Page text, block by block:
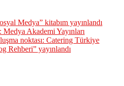
Medya” kitabım yayınlandı
Akademi Yayınları
noktası: Catering Türkiye
Rehberi” yayınlandı